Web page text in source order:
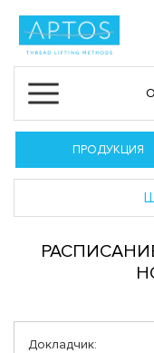
ПРОДУКЦИЯ
Докладчик: